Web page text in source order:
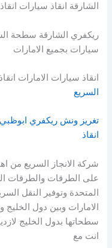
الشارقة انقاذ سيارات
ريكفري الشارقة سطحة
سيارات بجميع الامارات
انقاذ سيارات الامارات
السريع
تغريز ونش ريكفري ابوظبي
انقاذ
شركة الانجاز السريع من
على الطرقات والطرقات
المتحدة وتوفير النقل
الامارات وبين دول الخليج
سطحاتها بدول الخليج
انت مع